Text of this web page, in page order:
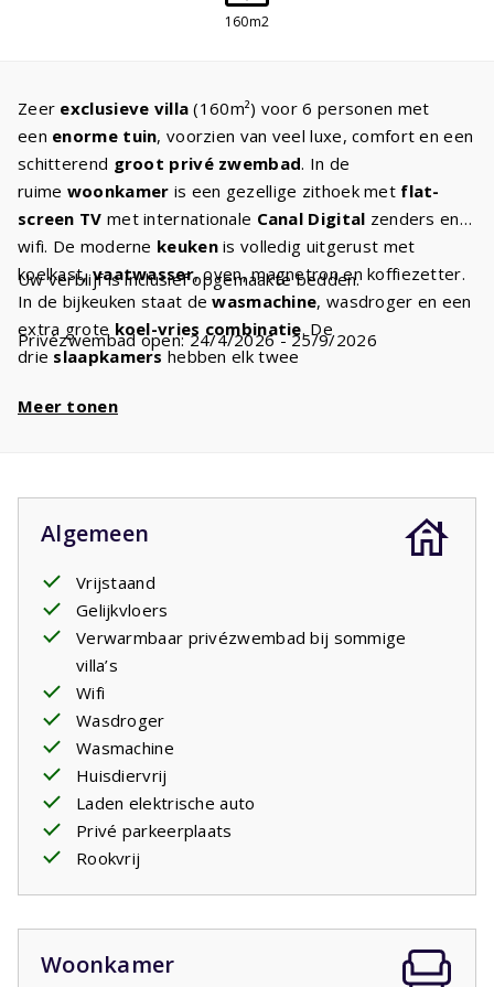
160m2
Zeer exclusieve villa (160m²) voor 6 personen met
een enorme tuin, voorzien van veel luxe, comfort en een
schitterend groot privé zwembad. In de
ruime woonkamer is een gezellige zithoek met flat-
screen TV met internationale Canal Digital zenders en
wifi. De moderne keukenis volledig uitgerust met
koelkast,vaatwasser, oven, magnetron en koffiezetter.
In de bijkeuken staat dewasmachine, wasdroger en een
extra grote koel-vries combinatie. De
drie slaapkamers hebben elk twee
badkamersmet een bad en/of douche, wastafel en
terrasmet gerieflijke tuinstoelen. U kijkt uit over de
diepe tuin van meer dan 100 meter met een eigenven
terwijl u aan de voorzijde zicht hebt op de 27 holes
golfbaan. In de tuin ligt een groot zwembad (11m x 5m)
met zonneterras en ligbedden. Het zwembad is in diepte
aflopend zodat ook kleinere kinderen er goed in kunnen
spelen. Het zwembad is geopend vanaf de vierde week
van april tot de vierde week in september en is
verwarmbaar. U kunt dit evt. als betalende voorkeur bij
uw boeking doorgeven. Diverse villa's hebben een
oplaadpunt omelektrische auto's
dat het geval is kunt u dit als optioneel artikel bijboeken.
Het betreft een standaard stopcontact net als alle
andere stopcontacten in het huis. U dient evt. zelf een
Uw verblijf is inclusief opgemaakte bedden.
Privézwembad open: 24/4/2026 - 25/9/2026
Meer tonen
Algemeen
Vrijstaand
Gelijkvloers
Verwarmbaar privézwembad bij sommige
villa’s
Wifi
Wasdroger
Wasmachine
Huisdiervrij
Laden elektrische auto
Privé parkeerplaats
Rookvrij
Woonkamer